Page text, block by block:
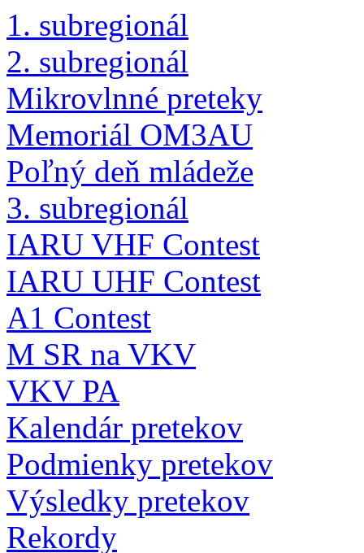
1. subregionál
2. subregionál
Mikrovlnné preteky
Memoriál OM3AU
Poľný deň mládeže
3. subregionál
IARU VHF Contest
IARU UHF Contest
A1 Contest
M SR na VKV
VKV PA
Kalendár pretekov
Podmienky pretekov
Výsledky pretekov
Rekordy